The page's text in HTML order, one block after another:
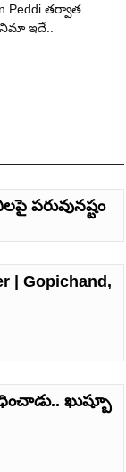
Peddi తర్వాత
ఇదే..
పరువునష్టం
| Gopichand,
ఖుష్బూ